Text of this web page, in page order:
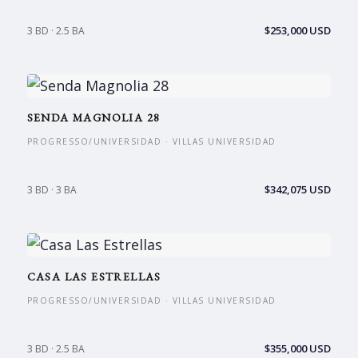
3 BD · 2.5 BA $253,000 USD
SENDA MAGNOLIA 28
PROGRESSO/UNIVERSIDAD · VILLAS UNIVERSIDAD
3 BD · 3 BA $342,075 USD
CASA LAS ESTRELLAS
PROGRESSO/UNIVERSIDAD · VILLAS UNIVERSIDAD
3 BD · 2.5 BA $355,000 USD